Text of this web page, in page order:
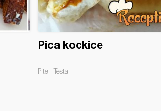
Pica kockice
Pite i Testa